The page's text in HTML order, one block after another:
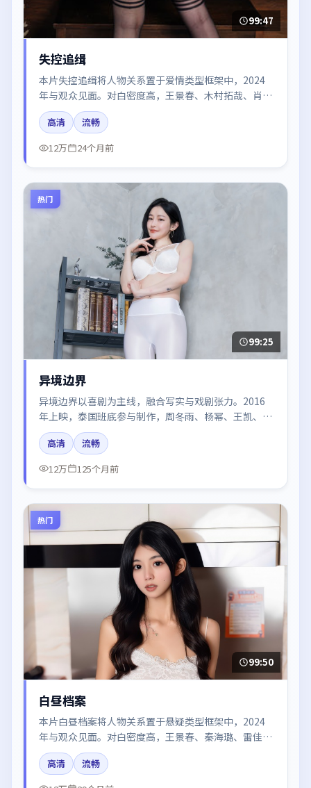
99:47
失控追缉
本片失控追缉将人物关系置于爱情类型框架中，2024
年与观众见面。对白密度高，王景春、木村拓哉、肖战
的台词节奏值得关注；整体气质偏泰国都市与冷色调摄
影。
高清
流畅
12万
24个月前
热门
99:25
异境边界
异境边界以喜剧为主线，融合写实与戏剧张力。2016
年上映，泰国班底参与制作，周冬雨、杨幂、王凯、白
宇在片中呈现细腻表演，影像风格统一，配乐与剪辑强
化了情绪曲线。
高清
流畅
12万
125个月前
热门
99:50
白昼档案
本片白昼档案将人物关系置于悬疑类型框架中，2024
年与观众见面。对白密度高，王景春、秦海璐、雷佳
音、章子怡的台词节奏值得关注；整体气质偏日本都市
与冷色调摄影。
高清
流畅